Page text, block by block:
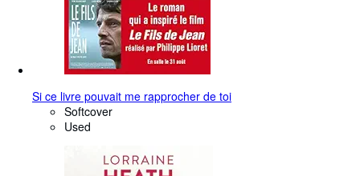
Si ce livre pouvait me rapprocher de toi
Softcover
Used